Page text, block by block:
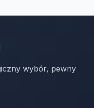
wybór, pewny